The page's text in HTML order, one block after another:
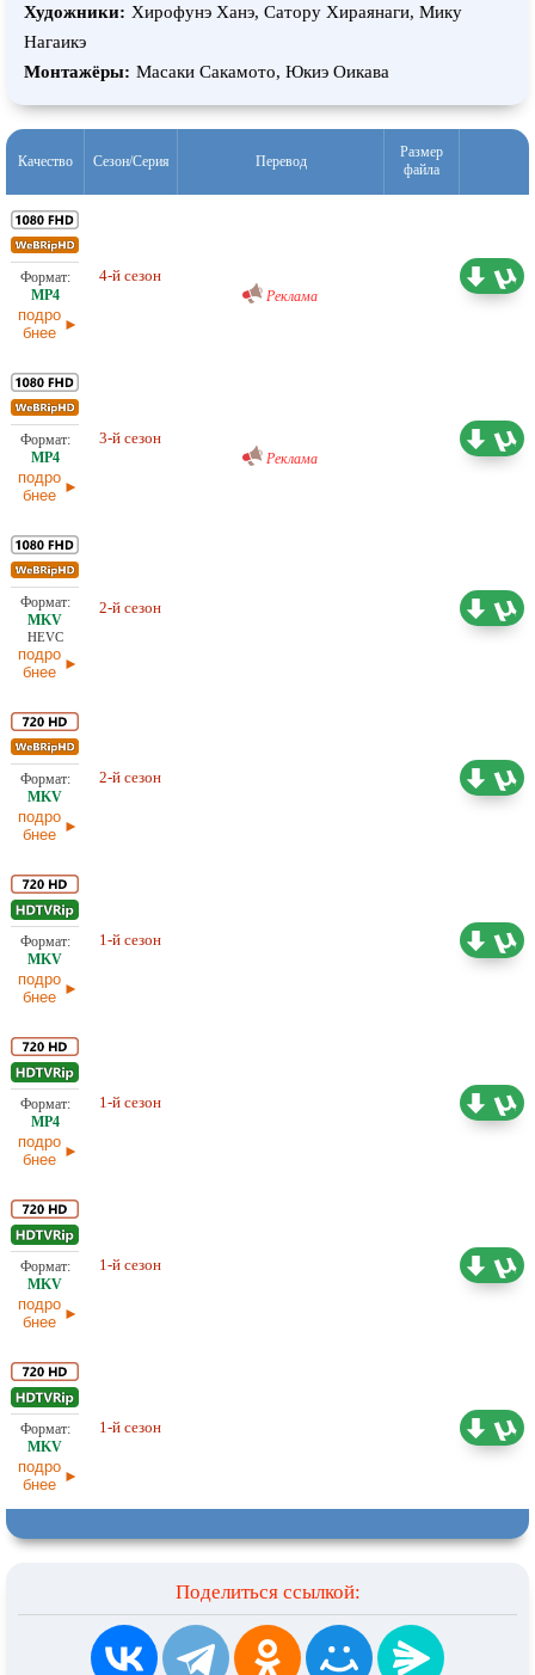
Художники: Хирофунэ Ханэ, Сатору Хираянаги, Мику
Нагаикэ
Монтажёры: Масаки Сакамото, Юкиэ Оикава
Качество Сезон/Серия Перевод
Размер
файла
подро
бнее
4-й сезон
Реклама
подро
бнее
3-й сезон
Реклама
HEVC
подро
бнее
2-й сезон
подро
бнее
2-й сезон
подро
бнее
1-й сезон
подро
бнее
1-й сезон
подро
бнее
1-й сезон
подро
бнее
1-й сезон
Поделиться ссылкой: